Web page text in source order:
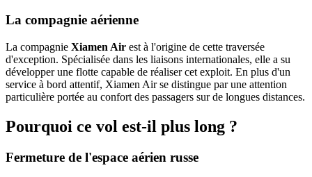
La compagnie aérienne
La compagnie Xiamen Air est à l'origine de cette traversée
d'exception. Spécialisée dans les liaisons internationales, elle a su
développer une flotte capable de réaliser cet exploit. En plus d'un
service à bord attentif, Xiamen Air se distingue par une attention
particulière portée au confort des passagers sur de longues distances.
Pourquoi ce vol est-il plus long ?
Fermeture de l'espace aérien russe